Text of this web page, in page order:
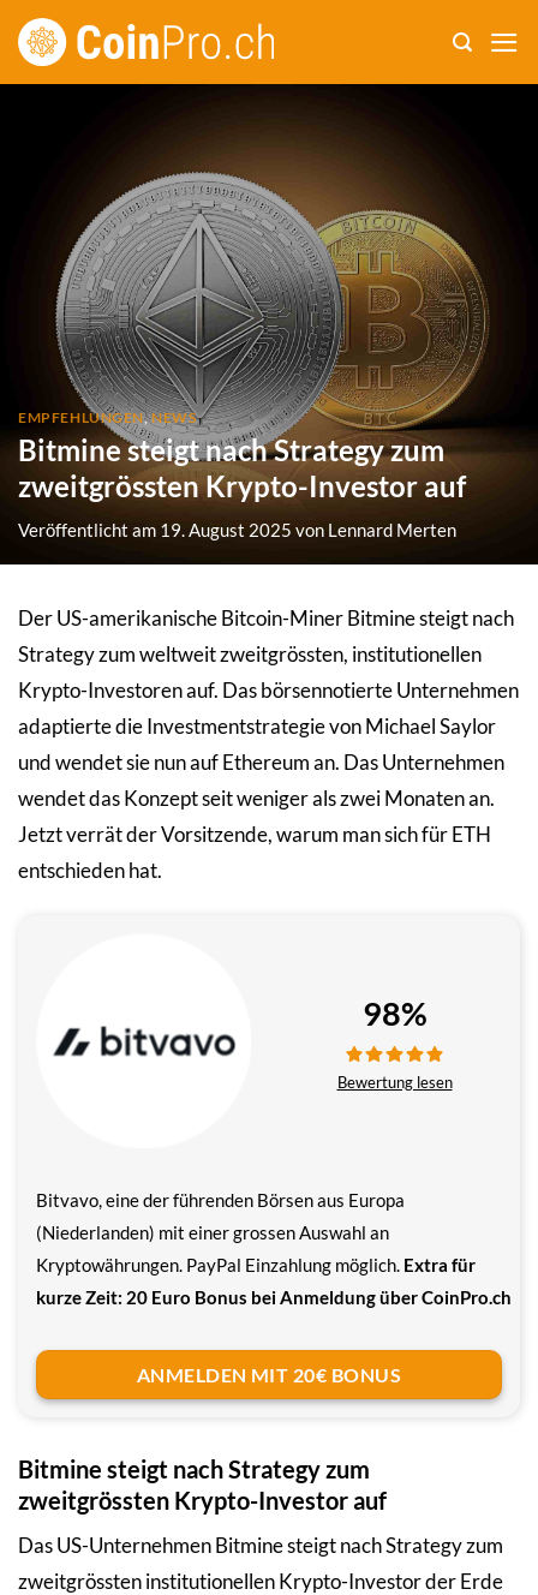
Zum
Inhalt
EMPFEHLUNGEN,NEWS
Bitmine steigt nach Strategy zum
zweitgrössten Krypto-Investor auf
Veröffentlicht am 19. August 2025 von Lennard Merten
Der US-amerikanische Bitcoin-Miner Bitmine steigt nach
Strategy zum weltweit zweitgrössten, institutionellen
Krypto-Investoren auf. Das börsennotierte Unternehmen
adaptierte die Investmentstrategie von Michael Saylor
und wendet sie nun auf Ethereum an. Das Unternehmen
wendet das Konzept seit weniger als zwei Monaten an.
Jetzt verrät der Vorsitzende, warum man sich für ETH
entschieden hat.
Bitvavo, eine der führenden Börsen aus Europa
(Niederlanden) mit einer grossen Auswahl an
Kryptowährungen. PayPal Einzahlung möglich. Extra für
kurze Zeit: 20 Euro Bonus bei Anmeldung über CoinPro.ch
98%
Bewertung lesen
ANMELDEN MIT 20€ BONUS
Bitmine steigt nach Strategy zum
zweitgrössten Krypto-Investor auf
Das US-Unternehmen Bitmine steigt nach Strategy zum
zweitgrössten institutionellen Krypto-Investor der Erde